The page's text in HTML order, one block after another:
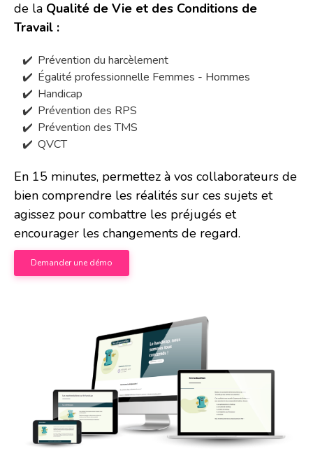
de la Qualité de Vie et des Conditions de
Travail :
Prévention du harcèlement
Égalité professionnelle Femmes - Hommes
Handicap
Prévention des RPS
Prévention des TMS
QVCT
En 15 minutes, permettez à vos collaborateurs de
bien comprendre les réalités sur ces sujets et
agissez pour combattre les préjugés et
encourager les changements de regard.
Demander une démo